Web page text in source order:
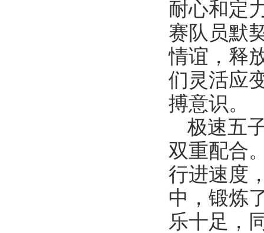
耐心和定
赛队员默
情谊，释
们灵活应
搏意识。
极速五
双重配合
行进速度
中，锻炼
乐十足，